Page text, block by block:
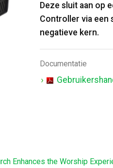
Deze sluit aan op
Controller via een
negatieve kern.
Documentatie
Enhances the Worship